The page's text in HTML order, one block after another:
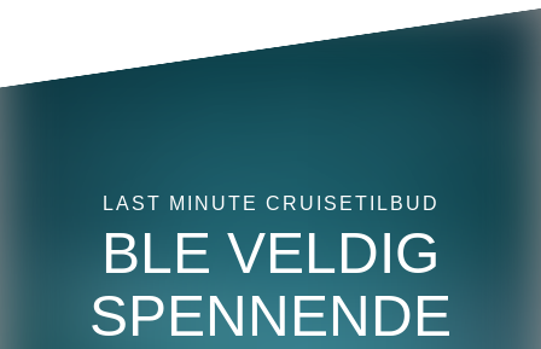
caribbean beach texture background slant
LAST MINUTE CRUISETILBUD
BLE VELDIG
SPENNENDE